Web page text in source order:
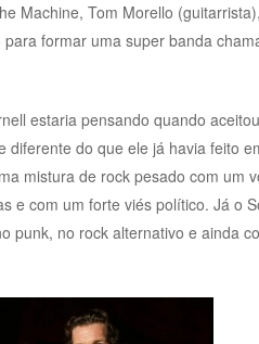
Machine, Tom Morello
formar uma super banda
estaria pensando quando
do que ele já havia feito
mistura de rock pesado com um
e com um forte viés político. Já o
punk, no rock alternativo e ainda